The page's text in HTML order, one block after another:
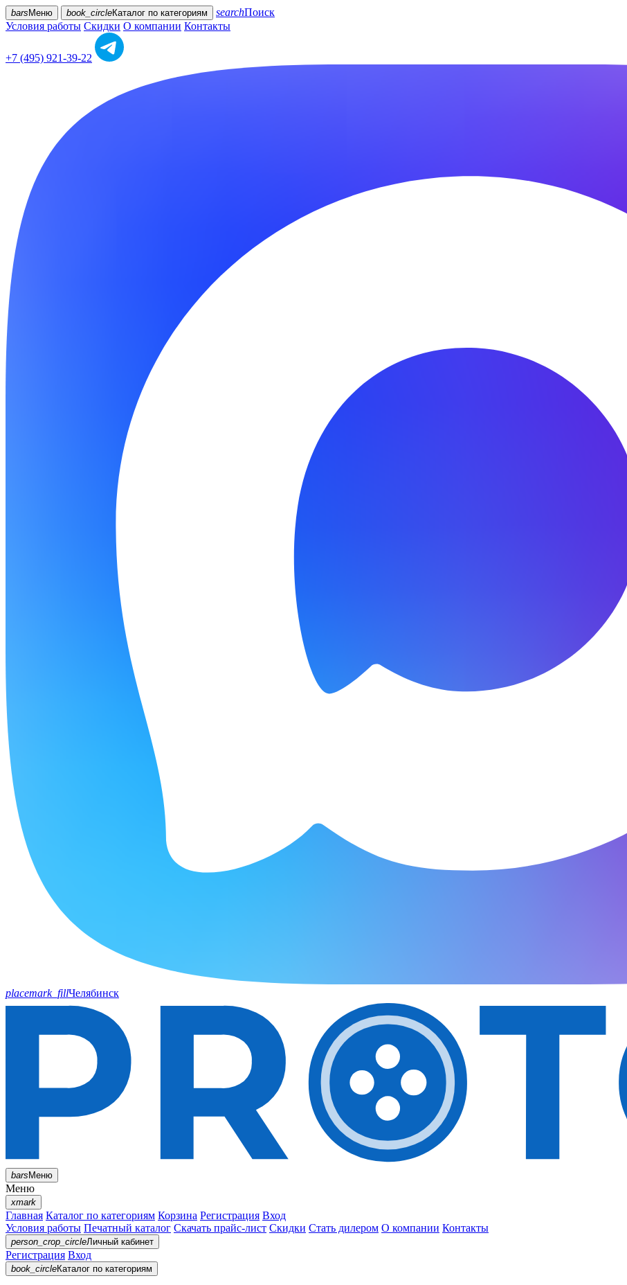
bars Меню book_circleКаталог по категориям searchПоиск
Условия работы Скидки О компании Контакты
+7 (495) 921-39-22
placemark_fillЧелябинск
barsМеню
Меню
xmark
Главная Каталог по категориям Корзина Регистрация Вход
Условия работы Печатный каталог Скачать прайс-лист Скидки Стать дилером О компании Контакты
person_crop_circleЛичный кабинет
Регистрация Вход
book_circleКаталог по категориям